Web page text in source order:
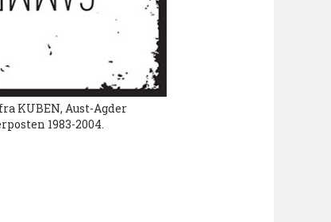
KUBEN, Aust-Agder
1983-2004.